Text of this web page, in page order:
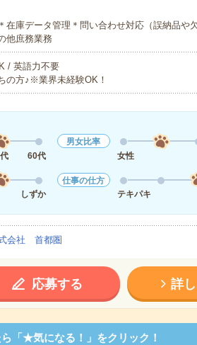
在庫データ管理＊問い合わせ対応（誤納品や
他庶務業務
/ 英語力不要
の方♪※業界未経験OK！
60代
男女比率
女性
しずか
仕事の仕方
テキパキ
会社 首都圏
応募する 詳
「★気になる！」をクリック！